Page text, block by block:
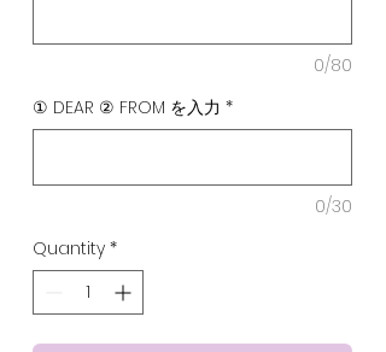
0/80
① DEAR ② FROM を入力 *
0/30
Quantity *